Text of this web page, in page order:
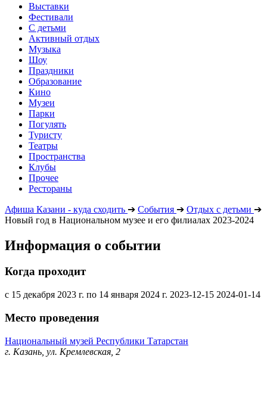
Выставки
Фестивали
С детьми
Активный отдых
Музыка
Шоу
Праздники
Образование
Кино
Музеи
Парки
Погулять
Туристу
Театры
Пространства
Клубы
Прочее
Рестораны
Афиша Казани - куда сходить ➔ События ➔ Отдых с детьми ➔
Новый год в Национальном музее и его филиалах 2023-2024
Информация о событии
Когда проходит
с 15 декабря 2023 г. по 14 января 2024 г. 2023-12-15 2024-01-14
Место проведения
Национальный музей Республики Татарстан
г. Казань, ул. Кремлевская, 2